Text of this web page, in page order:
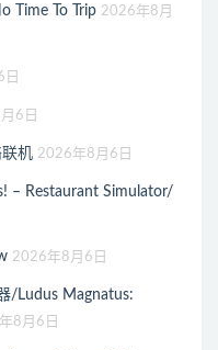
Time To Trip 2026年8月
6日
机 2026年8月6日
– Restaurant Simulator/
2026年8月6日
/Ludus Magnatus:
8月6日